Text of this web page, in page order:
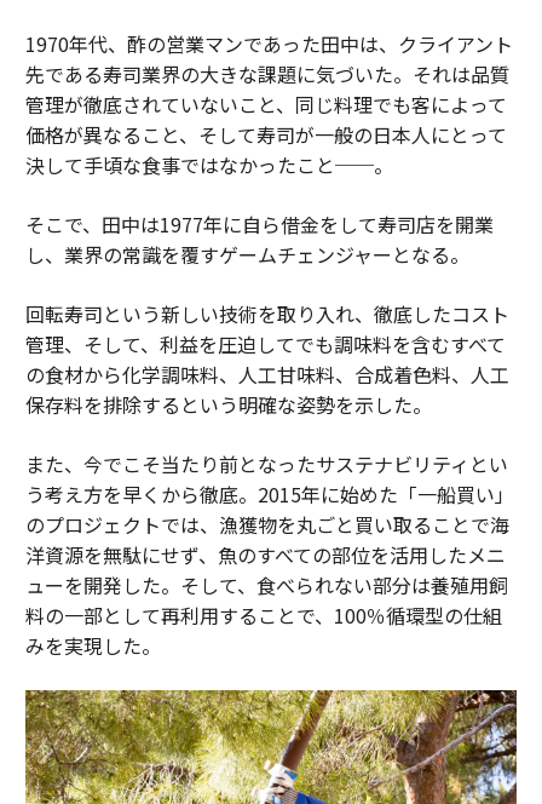
1970年代、酢の営業マンであった田中は、クライアント
先である寿司業界の大きな課題に気づいた。それは品質
管理が徹底されていないこと、同じ料理でも客によって
価格が異なること、そして寿司が一般の日本人にとって
決して手頃な食事ではなかったこと──。
そこで、田中は1977年に自ら借金をして寿司店を開業
し、業界の常識を覆すゲームチェンジャーとなる。
回転寿司という新しい技術を取り入れ、徹底したコスト
管理、そして、利益を圧迫してでも調味料を含むすべて
の食材から化学調味料、人工甘味料、合成着色料、人工
保存料を排除するという明確な姿勢を示した。
また、今でこそ当たり前となったサステナビリティとい
う考え方を早くから徹底。2015年に始めた「一船買い」
のプロジェクトでは、漁獲物を丸ごと買い取ることで海
洋資源を無駄にせず、魚のすべての部位を活用したメニ
ューを開発した。そして、食べられない部分は養殖用飼
料の一部として再利用することで、100％循環型の仕組
みを実現した。